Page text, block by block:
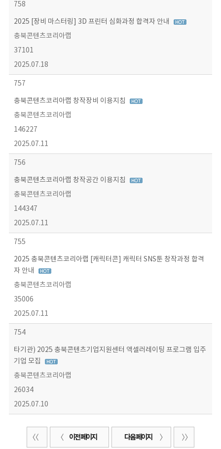
758
2025 [장비 마스터링] 3D 프린터 심화과정 합격자 안내
충북콘텐츠코리아랩
37101
2025.07.18
757
충북콘텐츠코리아랩 창작장비 이용지침
충북콘텐츠코리아랩
146227
2025.07.11
756
충북콘텐츠코리아랩 창작공간 이용지침
충북콘텐츠코리아랩
144347
2025.07.11
755
2025 충북콘텐츠코리아랩 [캐릭터콘] 캐릭터 SNS툰 창작과정 합격
자 안내
충북콘텐츠코리아랩
35006
2025.07.11
754
타기관) 2025 충북콘텐츠기업지원센터 액셀러레이팅 프로그램 입주
기업 모집
충북콘텐츠코리아랩
26034
2025.07.10
이전 페이지 다음 페이지